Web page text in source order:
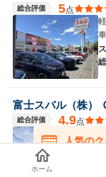
総合評価 5点
富士スバル（株）
総合評価 4.9点
人気の
在庫が無
ホーム